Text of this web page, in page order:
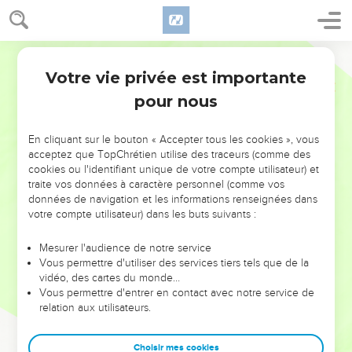
NE MANQUEZ PAS L’ÉVÉNEMENT
DE L’ANNÉE !
ET SI LEURS ERREURS POUVAIENT VOUS ÉVITER LES
VOTRES ?
leur foi ou leur vision. Mais on voit moins les doutes, les erreurs
et les saisons difficiles qu'ils ont traversés, alors même que ce
sont elles qui les ont façonnés.
Dans cette conférence, leaders, entrepreneurs, et responsables
clés pour avancer avec plus de sagesse afin que leurs erreurs
Votre vie privée est importante
pour nous
En cliquant sur le bouton « Accepter tous les cookies », vous
acceptez que TopChrétien utilise des traceurs (comme des
cookies ou l'identifiant unique de votre compte utilisateur) et
traite vos données à caractère personnel (comme vos
données de navigation et les informations renseignées dans
votre compte utilisateur) dans les buts suivants :
Mesurer l'audience de notre service
Vous permettre d'utiliser des services tiers tels que de la
vidéo, des cartes du monde…
Vous permettre d'entrer en contact avec notre service de
relation aux utilisateurs.
Choisir mes cookies